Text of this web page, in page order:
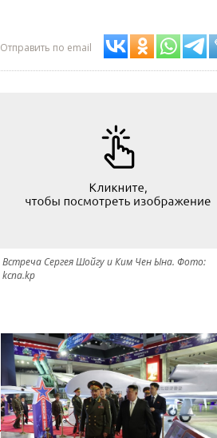
Отправить по email
Встреча Сергея Шойгу и Ким Чен Ына. Фото:
kcna.kp